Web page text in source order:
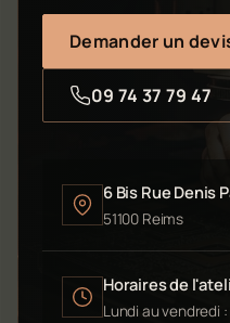
Demander un
09 74 37 79 47
6 Bis Rue Denis
51100 Reims
Horaires de
Lundi au vendredi